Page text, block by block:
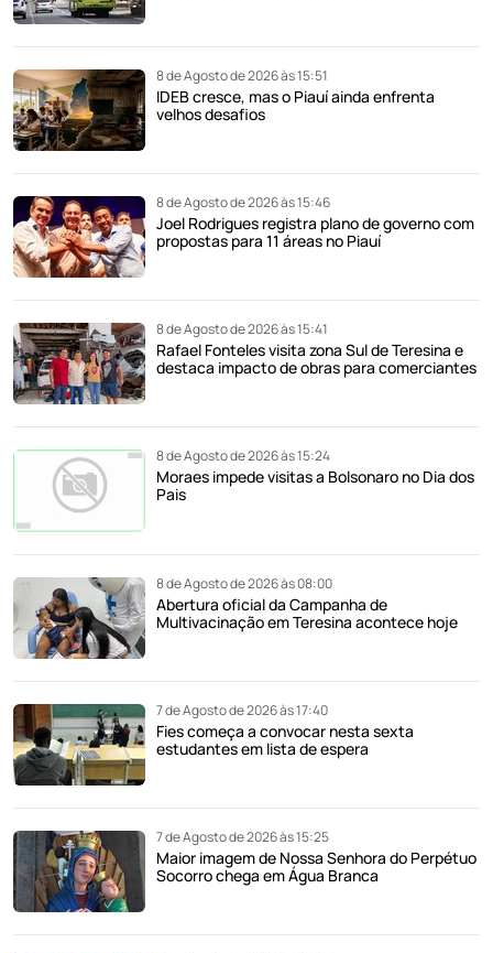
8 de Agosto de 2026 às 15:51
IDEB cresce, mas o Piauí ainda enfrenta
velhos desafios
8 de Agosto de 2026 às 15:46
Joel Rodrigues registra plano de governo com
propostas para 11 áreas no Piauí
8 de Agosto de 2026 às 15:41
Rafael Fonteles visita zona Sul de Teresina e
destaca impacto de obras para comerciantes
8 de Agosto de 2026 às 15:24
Moraes impede visitas a Bolsonaro no Dia dos
Pais
8 de Agosto de 2026 às 08:00
Abertura oficial da Campanha de
Multivacinação em Teresina acontece hoje
7 de Agosto de 2026 às 17:40
Fies começa a convocar nesta sexta
estudantes em lista de espera
7 de Agosto de 2026 às 15:25
Maior imagem de Nossa Senhora do Perpétuo
Socorro chega em Água Branca